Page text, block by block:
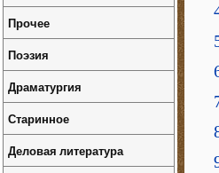
Прочее
Поэзия
Драматургия
Старинное
Деловая литература